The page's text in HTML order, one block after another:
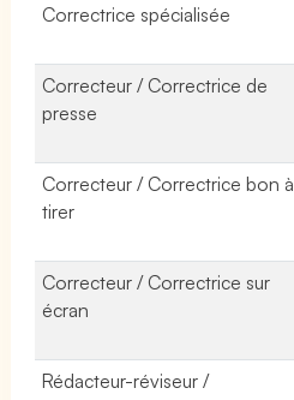
Correctrice spécialisée
Correcteur / Correctrice de
presse
Correcteur / Correctrice bon à
tirer
Correcteur / Correctrice sur
écran
Rédacteur-réviseur /